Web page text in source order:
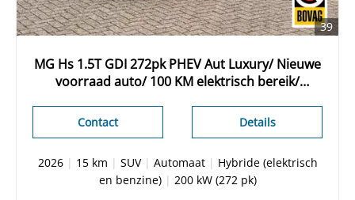
39
MG Hs 1.5T GDI 272pk PHEV Aut Luxury/ Nieuwe
voorraad auto/ 100 KM elektrisch bereik/
verwarming/ Apple CarplayDetails
Contact
2026| 15 km | SUV| Automaat| Hybride (elektrisch
en benzine)| 200 kW (272 pk)